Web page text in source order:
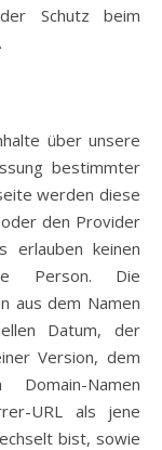
Schutz beim
über unsere
bestimmter
werden diese
den Provider
erlauben keinen
Person. Die
aus dem Namen
Datum, der
Version, dem
Namen
URL als jene
bist, sowie